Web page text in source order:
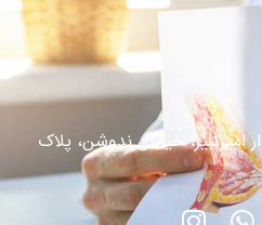
امیرکبیر، خیابان ندوشن، پلاک